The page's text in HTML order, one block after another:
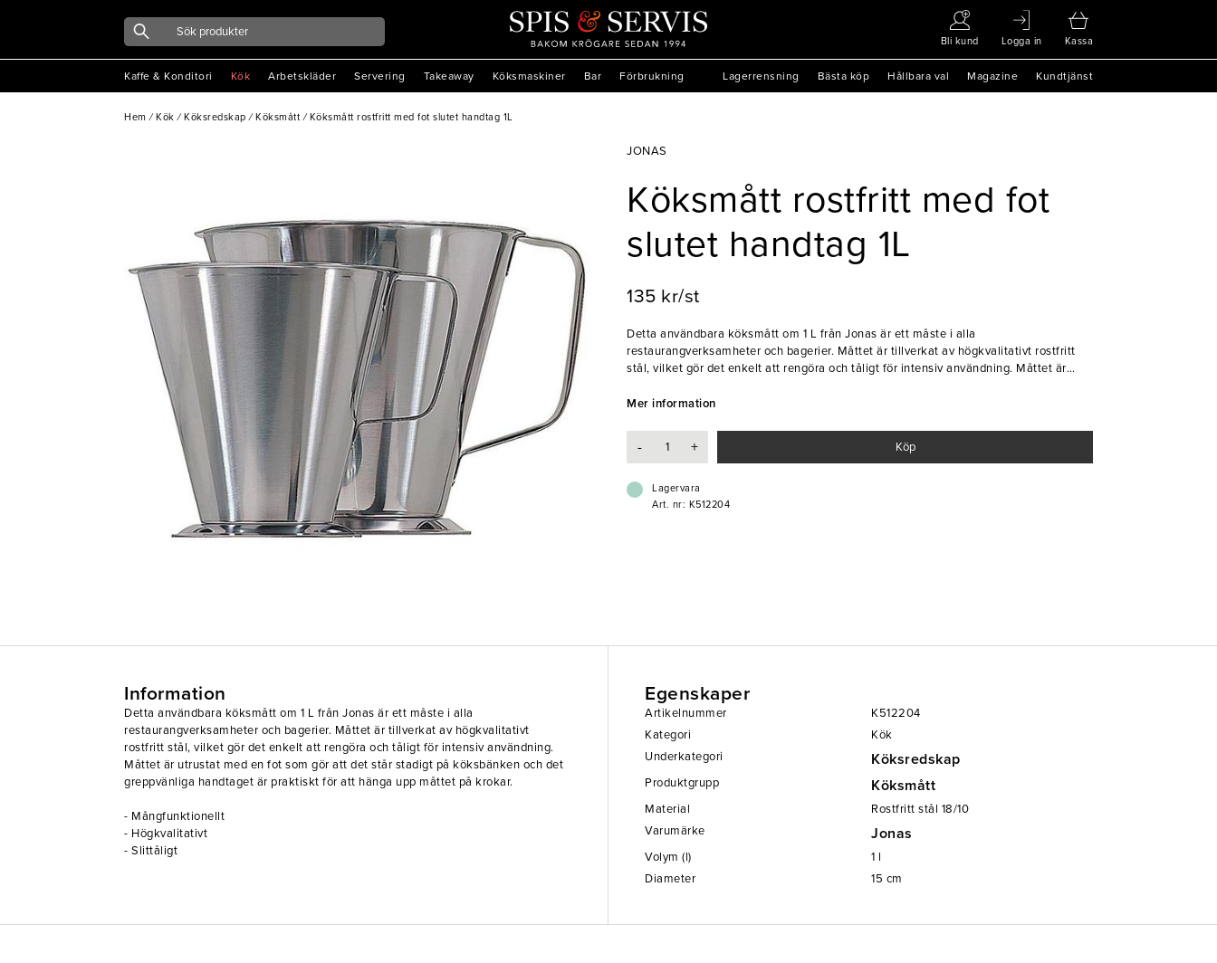
Bli kund Logga in Kassa
Kaffe & Konditori Kök Arbetskläder Servering Takeaway Köksmaskiner Bar Förbrukning Lagerrensning Bästa köp Hållbara val Magazine Kundtjänst
Hem / Kök / Köksredskap / Köksmått / Köksmått rostfritt med fot slutet handtag 1L
JONAS
Köksmått rostfritt med fot
slutet handtag 1L
135 kr/st
Detta användbara köksmått om 1 L från Jonas är ett måste i alla
restaurangverksamheter och bagerier. Måttet är tillverkat av högkvalitativt rostfritt
stål, vilket gör det enkelt att rengöra och tåligt för intensiv användning. Måttet är
handtaget är praktiskt för att hänga upp måttet på krokar.
- Högkvalitativt
Mer information
- + Köp
Lagervara
Art. nr: K512204
Information
Detta användbara köksmått om 1 L från Jonas är ett måste i alla
restaurangverksamheter och bagerier. Måttet är tillverkat av högkvalitativt
rostfritt stål, vilket gör det enkelt att rengöra och tåligt för intensiv användning.
Måttet är utrustat med en fot som gör att det står stadigt på köksbänken och det
greppvänliga handtaget är praktiskt för att hänga upp måttet på krokar.
- Mångfunktionellt
- Högkvalitativt
- Slittåligt
Egenskaper
Artikelnummer
K512204
Kategori
Kök
Underkategori
Köksredskap
Produktgrupp Köksmått
Material
Rostfritt stål 18/10
Varumärke
Jonas
Volym (l) 1 l
Diameter
15 cm